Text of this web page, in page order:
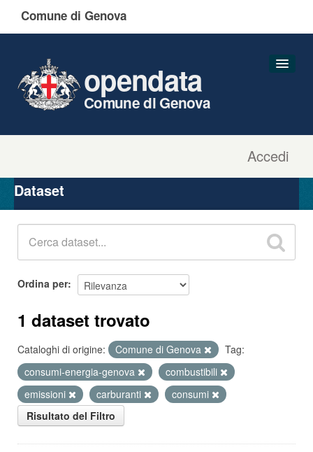
Comune di Genova
Accedi
opendata
Comune di Genova
Organizzazioni
Gruppi
Dataset
Ordina per
1 dataset trovato
Cataloghi di origine: Comune di Genova
Tag:
consumi-energia-genova
combustibili
emissioni
carburanti
consumi
Risultato del Filtro